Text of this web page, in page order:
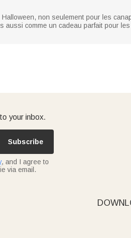
non seulement pour les
comme un cadeau parfait pour
your inbox.
Subscribe
, and I agree to
via email.